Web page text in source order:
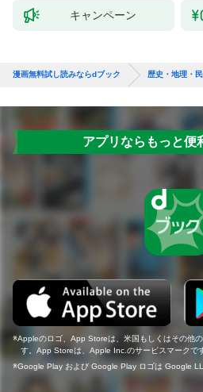
キャンペーン
漫画無料試し読みならdブック 歴史・地理・
アプリならもっと便
Appleのロゴ、App Storeは、米国もしくはその他
す。App Storeは、Apple Inc.のサービスマークです
Google Play および Google Play ロゴは Google